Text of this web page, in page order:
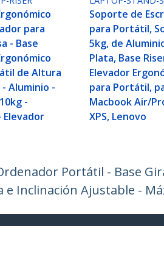
para
- Base
de Altura
Aluminio -
-
Elevador
Soporte de
para Portátil,
5kg, de
Plata, Base
Elevador
para Portátil,
Macbook Air/
XPS, Lenovo
Portátil - Base
Inclinación Ajustable -